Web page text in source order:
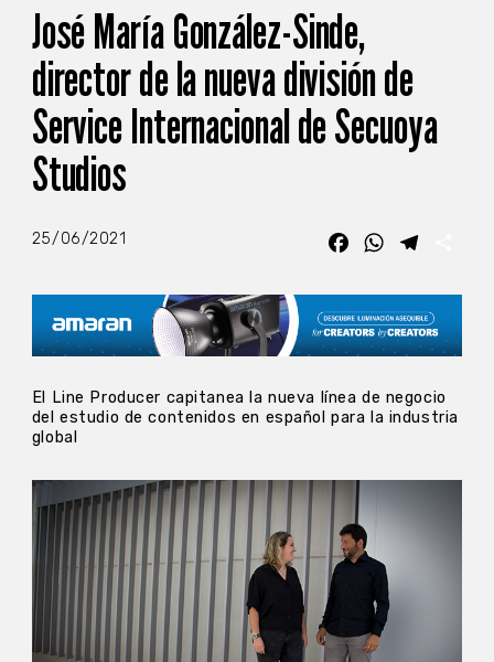
José María González-Sinde,
director de la nueva división de
Service Internacional de Secuoya
Studios
25/06/2021 FacebookWhatsApp
El Line Producer capitanea la nueva línea de negocio
del estudio de contenidos en español para la industria
global